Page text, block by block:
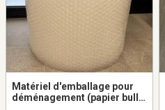
Matériel d'emballage pour
déménagement (papier bulle